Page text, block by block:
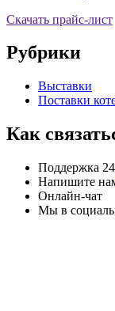
Скачать прайс-лист
Рубрики
Выставки
Поставки
Как
Поддержка
Напишите
Онлайн-чат
Мы в